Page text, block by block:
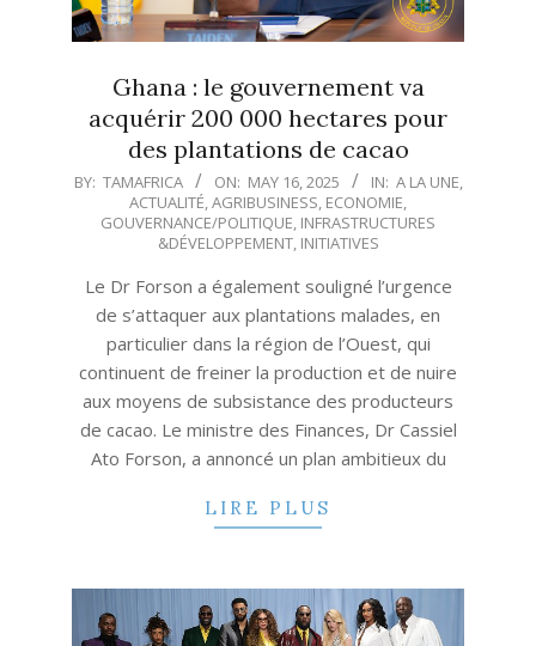
Ghana : le gouvernement va
acquérir 200 000 hectares pour
des plantations de cacao
2025-
BY: TAMAFRICA ON: MAY 16, 2025 IN: A LA UNE,
ACTUALITÉ,AGRIBUSINESS, ECONOMIE,
GOUVERNANCE/POLITIQUE, INFRASTRUCTURES
&DÉVELOPPEMENT, INITIATIVES
Le Dr Forson a également souligné l’urgence
de s’attaquer aux plantations malades, en
particulier dans la région de l’Ouest, qui
continuent de freiner la production et de nuire
aux moyens de subsistance des producteurs
de cacao. Le ministre des Finances, Dr Cassiel
Ato Forson, a annoncé un plan ambitieux du
LIRE PLUS